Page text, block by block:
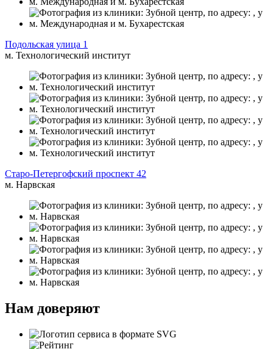
Подольская улица 1
м. Технологический институт
Старо‑Петергофский проспект 42
м. Нарвская
Нам доверяют